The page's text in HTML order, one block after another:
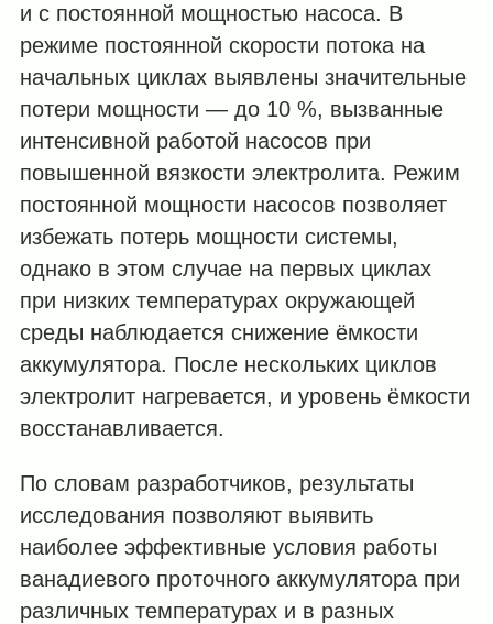
и с постоянной мощностью насоса. В
режиме постоянной скорости потока на
начальных циклах выявлены значительные
потери мощности — до 10 %, вызванные
интенсивной работой насосов при
повышенной вязкости электролита. Режим
постоянной мощности насосов позволяет
избежать потерь мощности системы,
однако в этом случае на первых циклах
при низких температурах окружающей
среды наблюдается снижение ёмкости
аккумулятора. После нескольких циклов
электролит нагревается, и уровень ёмкости
восстанавливается.
По словам разработчиков, результаты
исследования позволяют выявить
наиболее эффективные условия работы
ванадиевого проточного аккумулятора при
различных температурах и в разных